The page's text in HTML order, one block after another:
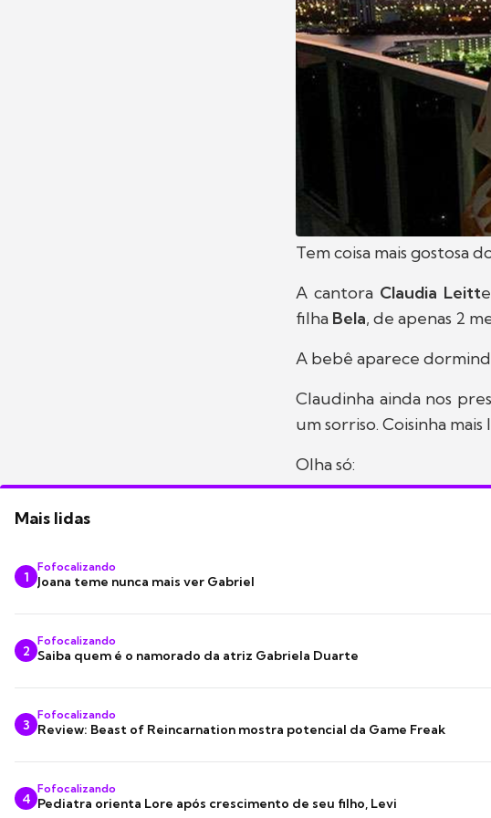
Tem coisa mais gostosa
A cantora Claudia Leitt
filha Bela, de apenas 2
A bebê aparece
Claudinha ainda nos
um sorriso. Coisinha mais
Olha só:
Mais lidas
1
Fofocalizando
Joana teme nunca mais ver Gabriel
2
Fofocalizando
Saiba quem é o namorado da atriz Gabriela Duarte
3
Fofocalizando
Review: Beast of Reincarnation mostra potencial da Game Freak
4
Fofocalizando
Pediatra orienta Lore após crescimento de seu filho, Levi